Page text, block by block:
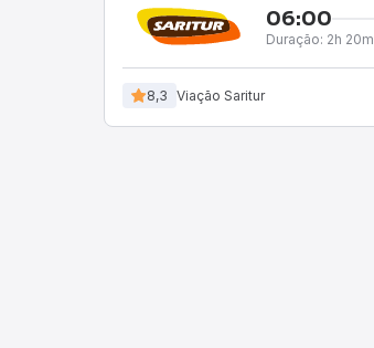
06:00
Duração: 2h 20m
8,3 Viação Saritur